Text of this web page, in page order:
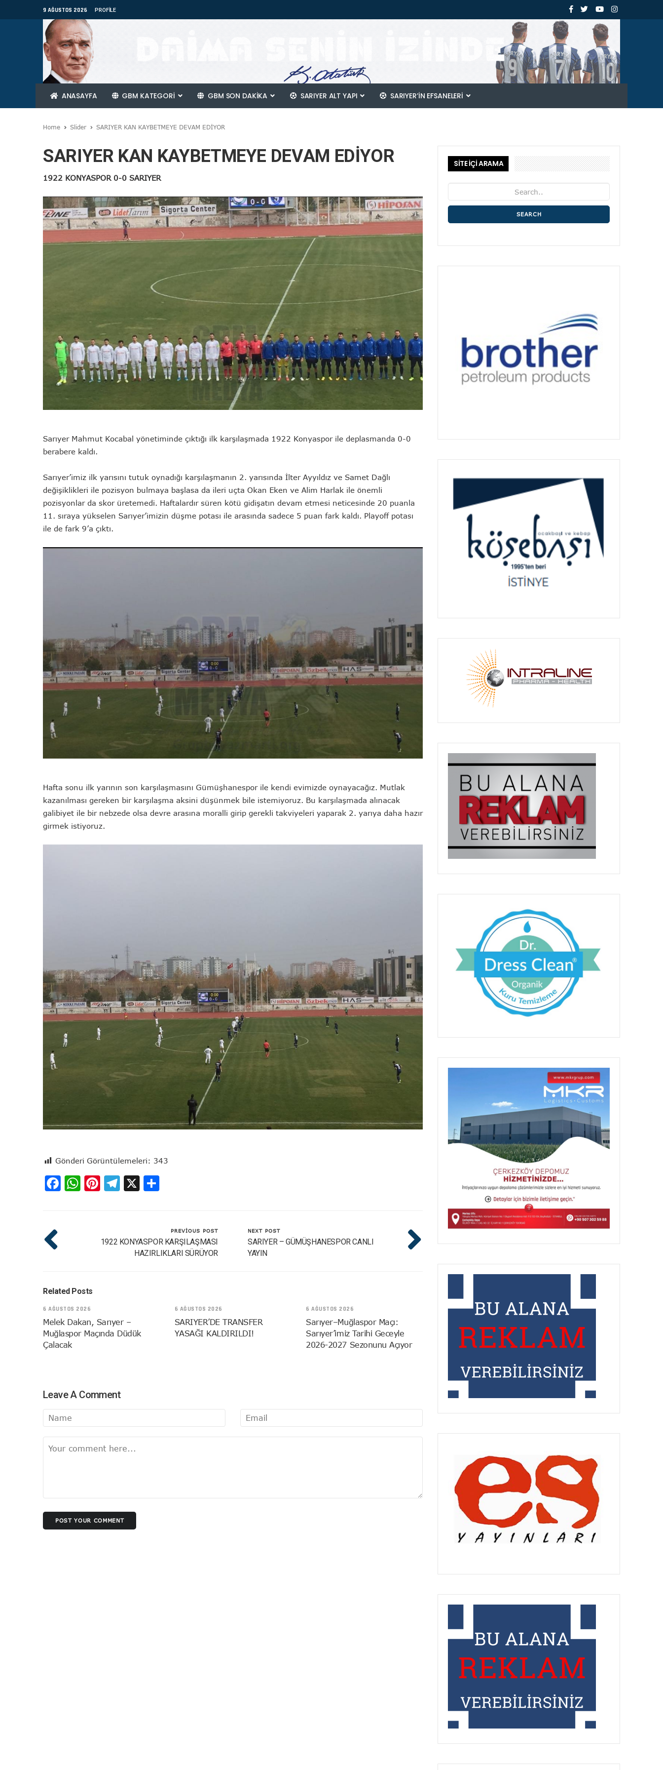
9 AĞUSTOS 2026 PROFILE
ANASAYFA GBM KATEGORİ GBM SON DAKİKA SARIYER ALT YAPI SARIYER’IN EFSANELERI
Home Slider SARIYER KAN KAYBETMEYE DEVAM EDİYOR
SARIYER KAN KAYBETMEYE DEVAM EDİYOR
1922 KONYASPOR 0-0 SARIYER
Sarıyer Mahmut Kocabal yönetiminde çıktığı ilk karşılaşmada 1922 Konyaspor ile deplasmanda 0-0
berabere kaldı.
Sarıyer’imiz ilk yarısını tutuk oynadığı karşılaşmanın 2. yarısında İlter Ayyıldız ve Samet Dağlı
değişiklikleri ile pozisyon bulmaya başlasa da ileri uçta Okan Eken ve Alim Harlak ile önemli
pozisyonlar da skor üretemedi. Haftalardır süren kötü gidişatın devam etmesi neticesinde 20 puanla
11. sıraya yükselen Sarıyer’imizin düşme potası ile arasında sadece 5 puan fark kaldı. Playoff potası
ile de fark 9’a çıktı.
Hafta sonu ilk yarının son karşılaşmasını Gümüşhanespor ile kendi evimizde oynayacağız. Mutlak
kazanılması gereken bir karşılaşma aksini düşünmek bile istemiyoruz. Bu karşılaşmada alınacak
galibiyet ile bir nebzede olsa devre arasına moralli girip gerekli takviyeleri yaparak 2. yarıya daha hazır
girmek istiyoruz.
Gönderi Görüntülemeleri: 343
Facebook
WhatsApp
Pinterest
Telegram
X
PREVIOUS POST
1922 KONYASPOR KARŞILAŞMASI
HAZIRLIKLARI SÜRÜYOR
NEXT POST
SARIYER – GÜMÜŞHANESPOR CANLI
YAYIN
Related Posts
6 AĞUSTOS 2026
Melek Dakan, Sarıyer –
Muğlaspor Maçında Düdük
Çalacak
6 AĞUSTOS 2026
SARIYER’DE TRANSFER
YASAĞI KALDIRILDI!
6 AĞUSTOS 2026
Sarıyer–Muğlaspor Maçı:
Sarıyer’imiz Tarihi Geceyle
2026-2027 Sezonunu Açıyor
Leave A Comment
POST YOUR COMMENT
SİTE İÇİ ARAMA
SEARCH